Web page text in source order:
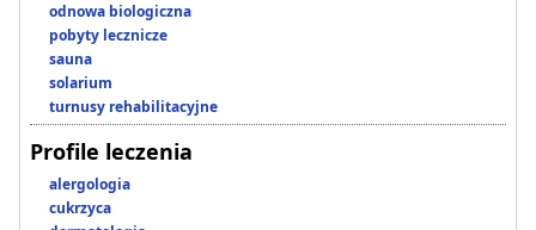
odnowa biologiczna
pobyty lecznicze
sauna
solarium
turnusy rehabilitacyjne
Profile leczenia
alergologia
cukrzyca